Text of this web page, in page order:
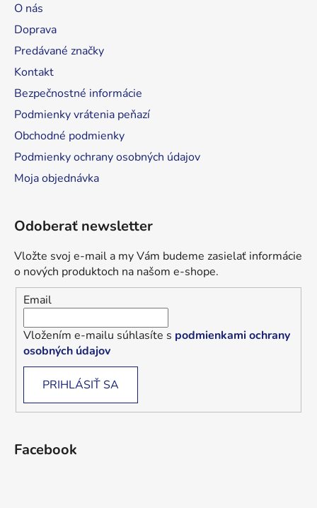
O nás
Doprava
Predávané značky
Kontakt
Bezpečnostné informácie
Podmienky vrátenia peňazí
Obchodné podmienky
Podmienky ochrany osobných údajov
Moja objednávka
Odoberať newsletter
Vložte svoj e-mail a my Vám budeme zasielať informácie
o nových produktoch na našom e-shope.
Email
Vložením e-mailu súhlasíte s podmienkami ochrany
osobných údajov
PRIHLÁSIŤ SA
Facebook